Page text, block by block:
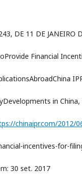
DE 11 DE JANEIRO
Financial
in China,
chinaipr.com/2012/
incentives-for-
30 set. 2017